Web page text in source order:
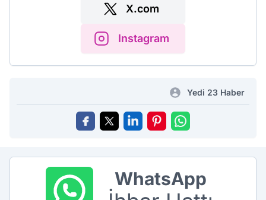
X.com
Instagram
Yedi 23 Haber
WhatsApp